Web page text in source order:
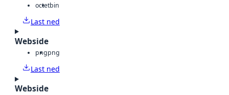
octetbin
Last ned
Webside
pngpng
Last ned
Webside